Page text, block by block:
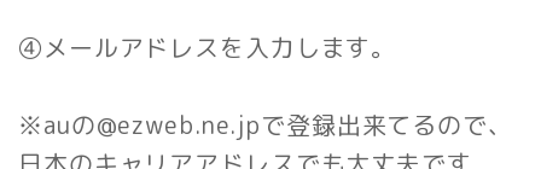
④メールアドレスを入力します。
※auの@ezweb.ne.jpで登録出来てるので、